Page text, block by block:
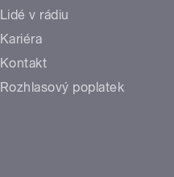
Lidé v rádiu
Kariéra
Kontakt
Rozhlasový poplatek